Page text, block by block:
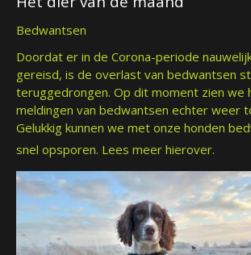
Bedwantsen
Doordat er in de Corona-periode
gereisd, is de overlast van bedwantsen
teruggedrongen. Op dit moment zien we
meldingen van bedwantsen echter weer
Gelukkig kunnen we met onze honden
snel opsporen. Lees meer hierover.